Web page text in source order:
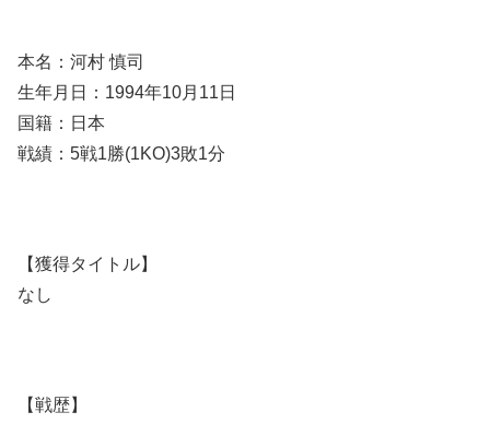
本名：河村 慎司
生年月日：1994年10月11日
国籍：日本
戦績：5戦1勝(1KO)3敗1分
【獲得タイトル】
なし
【戦歴】